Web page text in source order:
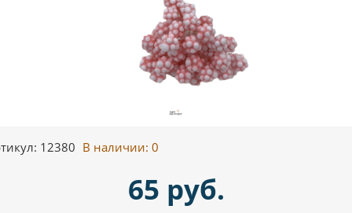
12380 В наличии: 0
65 руб.